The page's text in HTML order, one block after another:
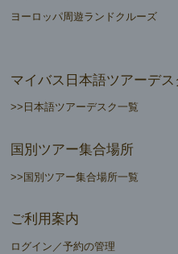
ヨーロッパ周遊ランドクルーズ
マイバス日本語ツアーデス
>>日本語ツアーデスク一覧
国別ツアー集合場所
>>国別ツアー集合場所一覧
ご利用案内
ログイン／予約の管理